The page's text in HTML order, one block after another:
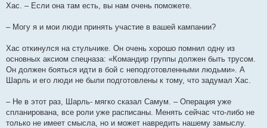
Хас. – Если она там есть, вы нам очень поможете.
– Могу я и мои люди принять участие в вашей кампании?
Хас откинулся на стульчике. Он очень хорошо помнил одну из
основных аксиом спецназа: «Командир группы должен быть трусом.
Он должен бояться идти в бой с неподготовленными людьми». А
Шарль и его люди не были подготовлены к тому, что задумал Хас.
– Не в этот раз, Шарль- мягко сказал Самум. – Операция уже
спланирована, все роли уже расписаны. Менять сейчас что-либо не
только не имеет смысла, но и может навредить нашему замыслу.